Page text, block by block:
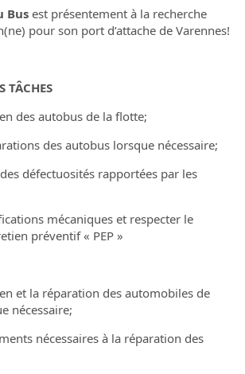
Bus est présentement à la recherche
pour son port d’attache de Varennes!
TÂCHES
des autobus de la flotte;
des autobus lorsque nécessaire;
défectuosités rapportées par les
mécaniques et respecter le
préventif « PEP »
et la réparation des automobiles de
nécessaire;
nécessaires à la réparation des